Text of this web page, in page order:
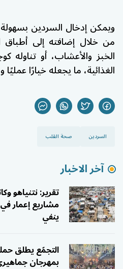
ويمكن إدخال السردين
من خلال إضافته إلى أطباق
الخبز والأعشاب، أو تناوله
الغذائية، ما يجعله خيارًا
السردين صحة القلب
آخر الاخبار
تقرير: نتنياهو
مشاريع إعمار
ينفي
التجمّع يطلق
بمهرجان